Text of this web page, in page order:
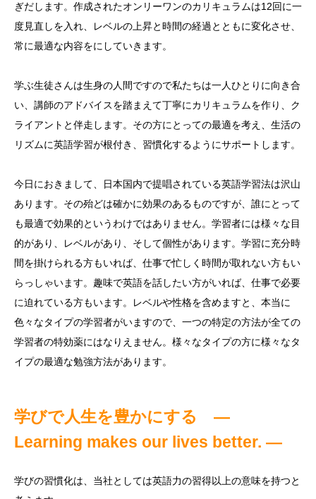
ぎだします。作成されたオンリーワンのカリキュラムは12回に一
度見直しを入れ、レベルの上昇と時間の経過とともに変化させ、
常に最適な内容をにしていきます。
学ぶ生徒さんは生身の人間ですので私たちは一人ひとりに向き合
い、講師のアドバイスを踏まえて丁寧にカリキュラムを作り、ク
ライアントと伴走します。その方にとっての最適を考え、生活の
リズムに英語学習が根付き、習慣化するようにサポートします。
今日におきまして、日本国内で提唱されている英語学習法は沢山
あります。その殆どは確かに効果のあるものですが、誰にとって
も最適で効果的というわけではありません。学習者には様々な目
的があり、レベルがあり、そして個性があります。学習に充分時
間を掛けられる方もいれば、仕事で忙しく時間が取れない方もい
らっしゃいます。趣味で英語を話したい方がいれば、仕事で必要
に迫れている方もいます。レベルや性格を含めますと、本当に
色々なタイプの学習者がいますので、一つの特定の方法が全ての
学習者の特効薬にはなりえません。様々なタイプの方に様々なタ
イプの最適な勉強方法があります。
学びで人生を豊かにする
―
Learning makes our lives better. ―
学びの習慣化は、当社としては英語力の習得以上の意味を持つと